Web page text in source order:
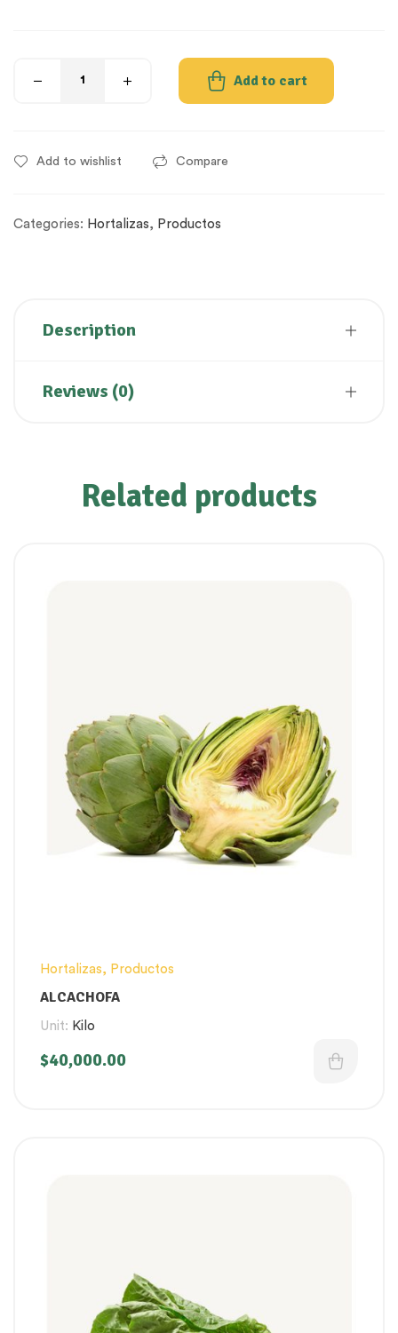
Add to cart
Add to wishlist Compare
Categories: Hortalizas, Productos
Description
Reviews (0)
Related products
Hortalizas, Productos
ALCACHOFA
Unit: Kilo
$40,000.00